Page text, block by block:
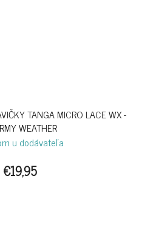
TANGA MICRO LACE WX -
WEATHER
u dodávateľa
€19,95